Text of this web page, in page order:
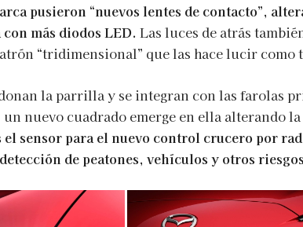
pusieron “nuevos lentes de contacto”,
más diodos LED. Las luces de atrás
“tridimensional” que las hace lucir como
la parrilla y se integran con las farolas
nuevo cuadrado emerge en ella alterando
el sensor para el nuevo control crucero por
de peatones, vehículos y otros